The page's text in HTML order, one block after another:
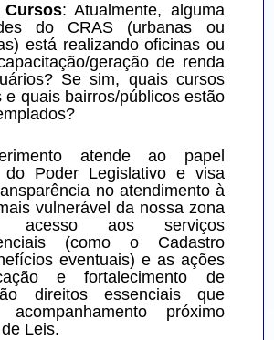
: Atualmente, alguma
do CRAS (urbanas ou
está realizando oficinas ou
geração de renda
Se sim, quais cursos
e quais bairros/públicos estão
atende ao papel
do Poder Legislativo e visa
no atendimento à
vulnerável da nossa zona
aos serviços
(como o Cadastro
eventuais) e as ações
e fortalecimento de
direitos essenciais que
acompanhamento próximo
Leis.